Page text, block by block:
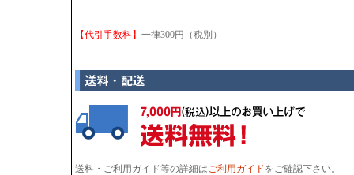
【代引手数料】 一律300円（税別）
送料・ご利用ガイド等の詳細はご利用ガイドをご確認下さい。